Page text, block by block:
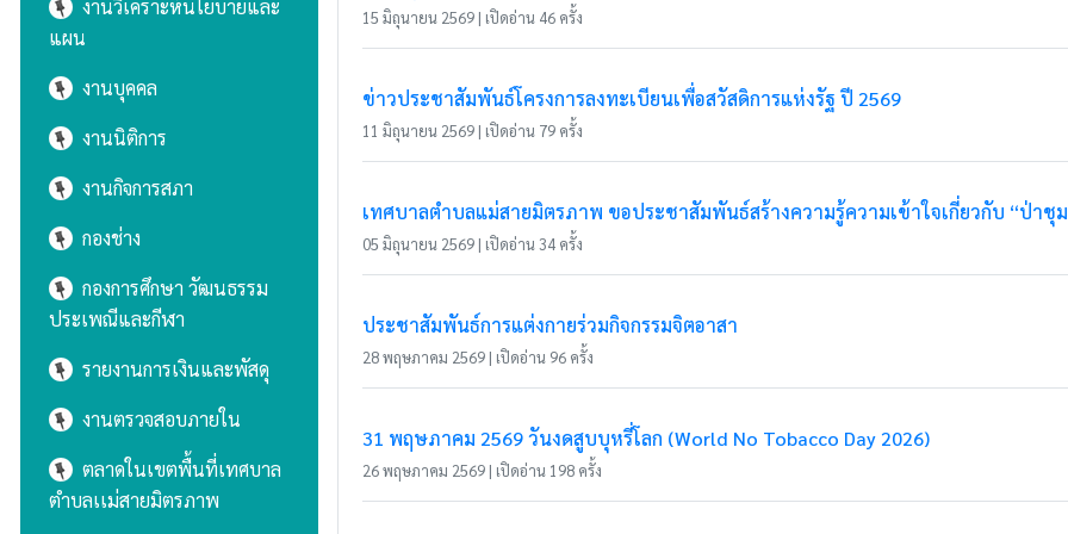
งานวิเคราะห์นโยบายและ
แผน
งานบุคคล
งานนิติการ
งานกิจการสภา
กองช่าง
กองการศึกษา วัฒนธรรม
ประเพณีและกีฬา
รายงานการเงินและพัสดุ
งานตรวจสอบภายใน
ตลาดในเขตพื้นที่เทศบาล
ตำบลเเม่สายมิตรภาพ
15 มิถุนายน 2569 | เปิดอ่าน 46 ครั้ง
ข่าวประชาสัมพันธ์โครงการลงทะเบียนเพื่อสวัสดิการแห่งรัฐ ปี 2569
11 มิถุนายน 2569 | เปิดอ่าน 79 ครั้ง
เทศบาลตำบลแม่สายมิตรภาพ ขอประชาสัมพันธ์สร้างความรู้ความเข้าใจเกี่ยวกับ “ป่าชุ
05 มิถุนายน 2569 | เปิดอ่าน 34 ครั้ง
ประชาสัมพันธ์การแต่งกายร่วมกิจกรรมจิตอาสา
28 พฤษภาคม 2569 | เปิดอ่าน 96 ครั้ง
31 พฤษภาคม 2569 วันงดสูบบุหรี่โลก (World No Tobacco Day 2026)
26 พฤษภาคม 2569 | เปิดอ่าน 198 ครั้ง